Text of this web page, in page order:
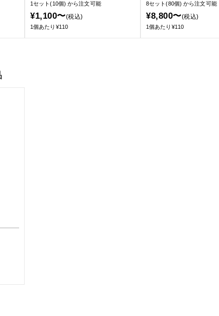
1セット(10個)から注文可能
¥1,100〜(税込)
1個あたり¥110
8セット(80個)から注文可能
¥8,800〜(税込)
1個あたり¥110